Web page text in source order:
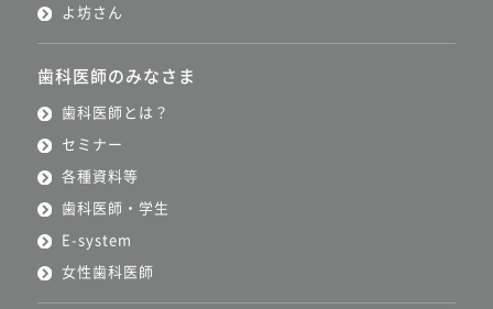
よ坊さん
歯科医師のみなさま
歯科医師とは？
セミナー
各種資料等
歯科医師・学生
E-system
女性歯科医師